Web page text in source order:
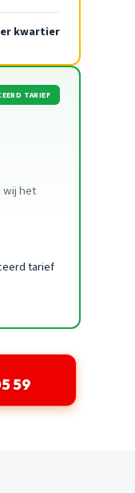
kwartier
TARIEF
wij het
tarief
59